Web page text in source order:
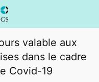
valable aux
dans le cadre
Covid-19